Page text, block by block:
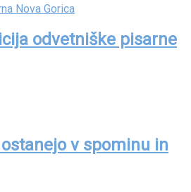
odvetniške pisarne
v spominu in